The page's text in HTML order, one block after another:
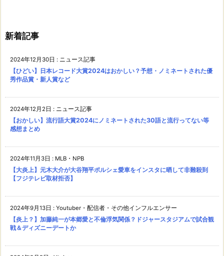
新着記事
2024年12月30日 : ニュース記事
【ひどい】日本レコード大賞2024はおかしい？予想・ノミネートされた優
秀作品賞・新人賞など
2024年12月2日 : ニュース記事
【おかしい】流行語大賞2024にノミネートされた30語と流行ってない等
感想まとめ
2024年11月3日 : MLB・NPB
【大炎上】元木大介が大谷翔平ポルシェ愛車をインスタに晒して非難殺到
【フジテレビ取材拒否】
2024年9月13日 : Youtuber・配信者・その他インフルエンサー
【炎上？】加藤純一が本郷愛と不倫浮気関係？ドジャースタジアムで試合観
戦＆ディズニーデートか